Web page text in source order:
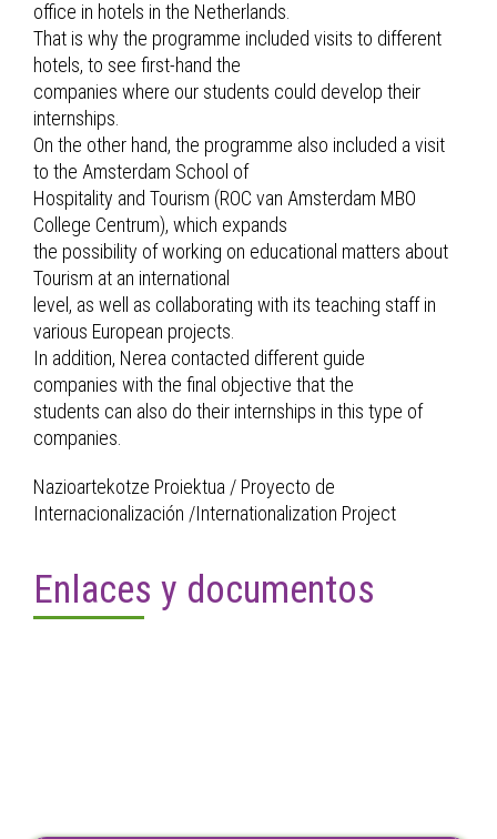
office in hotels in the Netherlands.
That is why the programme included visits to different
hotels, to see first-hand the
companies where our students could develop their
internships.
On the other hand, the programme also included a visit
to the Amsterdam School of
Hospitality and Tourism (ROC van Amsterdam MBO
College Centrum), which expands
the possibility of working on educational matters about
Tourism at an international
level, as well as collaborating with its teaching staff in
various European projects.
In addition, Nerea contacted different guide
companies with the final objective that the
students can also do their internships in this type of
companies.
Nazioartekotze Proiektua / Proyecto de
Internacionalización /Internationalization Project
Enlaces y documentos